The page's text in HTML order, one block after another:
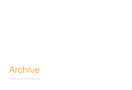
Archive